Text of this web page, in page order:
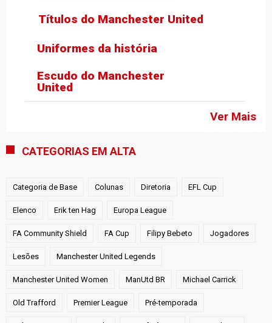
Títulos do Manchester United
Uniformes da história
Ver Mais
Escudo do Manchester
United
CATEGORIAS EM ALTA
Categoria de Base Colunas Diretoria EFL Cup
Elenco Erik ten Hag Europa League
FA Community Shield FA Cup Filipy Bebeto Jogadores
Lesões Manchester United Legends
Manchester United Women ManUtd BR Michael Carrick
Old Trafford Premier League Pré-temporada